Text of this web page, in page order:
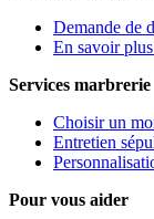
Demande de
En savoir
Services marbrerie
Choisir un
Entretien
Pour vous aider